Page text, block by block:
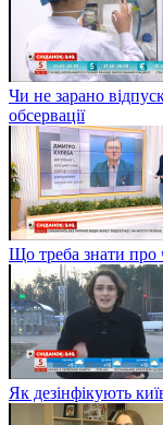
Чи не зарано
обсервації
Що треба знати про
Як дезінфікують